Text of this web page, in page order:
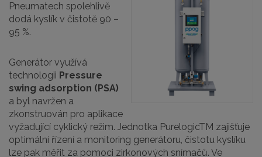
Pneumatech spolehlivě
dodá kyslík v čistotě 90 –
95 %.
Generátor využívá
technologii Pressure
swing adsorption (PSA)
a byl navržen a
zkonstruován pro aplikace
vyžadující cyklický režim. Jednotka PurelogicTM zajišťuje
optimální řízení a monitoring generátoru, čistotu kyslíku
lze pak měřit za pomoci zirkonových snímačů. Ve